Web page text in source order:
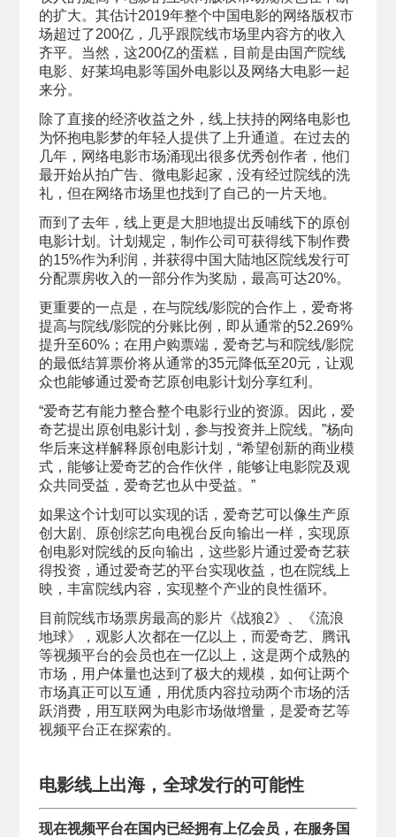
的扩大。其估计2019年整个中国电影的网络版权市
场超过了200亿，几乎跟院线市场里内容方的收入
齐平。当然，这200亿的蛋糕，目前是由国产院线
电影、好莱坞电影等国外电影以及网络大电影一起
来分。
除了直接的经济收益之外，线上扶持的网络电影也
为怀抱电影梦的年轻人提供了上升通道。在过去的
几年，网络电影市场涌现出很多优秀创作者，他们
最开始从拍广告、微电影起家，没有经过院线的洗
礼，但在网络市场里也找到了自己的一片天地。
而到了去年，线上更是大胆地提出反哺线下的原创
电影计划。计划规定，制作公司可获得线下制作费
的15%作为利润，并获得中国大陆地区院线发行可
分配票房收入的一部分作为奖励，最高可达20%。
更重要的一点是，在与院线/影院的合作上，爱奇将
提高与院线/影院的分账比例，即从通常的52.269%
提升至60%；在用户购票端，爱奇艺与和院线/影院
的最低结算票价将从通常的35元降低至20元，让观
众也能够通过爱奇艺原创电影计划分享红利。
“爱奇艺有能力整合整个电影行业的资源。因此，爱
奇艺提出原创电影计划，参与投资并上院线。”杨向
华后来这样解释原创电影计划，“希望创新的商业模
式，能够让爱奇艺的合作伙伴，能够让电影院及观
众共同受益，爱奇艺也从中受益。”
如果这个计划可以实现的话，爱奇艺可以像生产原
创大剧、原创综艺向电视台反向输出一样，实现原
创电影对院线的反向输出，这些影片通过爱奇艺获
得投资，通过爱奇艺的平台实现收益，也在院线上
映，丰富院线内容，实现整个产业的良性循环。
目前院线市场票房最高的影片《战狼2》、《流浪
地球》，观影人次都在一亿以上，而爱奇艺、腾讯
等视频平台的会员也在一亿以上，这是两个成熟的
市场，用户体量也达到了极大的规模，如何让两个
市场真正可以互通，用优质内容拉动两个市场的活
跃消费，用互联网为电影市场做增量，是爱奇艺等
视频平台正在探索的。
电影线上出海， 全球发行的可能性
现在视频平台在国内已经拥有上亿会员，在服务国